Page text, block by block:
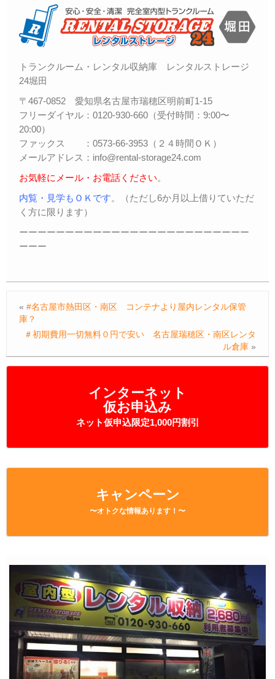
インターネット
仮お申込み
ネット仮申込限定1,000円割引
キャンペーン
〜オトクな情報あります！〜
トランクルーム・レンタル収納庫 レンタルストレージ
24堀田
〒467-0852 愛知県名古屋市瑞穂区明前町1-15
フリーダイヤル：0120-930-660（受付時間：9:00〜
20:00）
ファックス ：0573-66-3953（２４時間ＯＫ）
メールアドレス：info@rental-storage24.com
お気軽にメール・お電話ください。
内覧・見学もＯＫです。（ただし6か月以上借りていただ
く方に限ります）
ーーーーーーーーーーーーーーーーーーーーーーーーー
ーーー
« #名古屋市熱田区・南区 コンテナより屋内レンタル保管
庫？
＃初期費用一切無料０円で安い 名古屋瑞穂区・南区レンタ
ル倉庫 »